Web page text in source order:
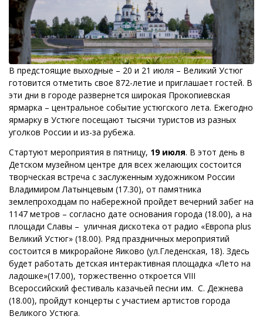
В предстоящие выходные – 20 и 21 июля – Великий Устюг
готовится отметить свое 872-летие и приглашает гостей. В
эти дни в городе развернется широкая Прокопиевская
ярмарка – центральное событие устюгского лета. Ежегодно
ярмарку в Устюге посещают тысячи туристов из разных
уголков России и из-за рубежа.
Стартуют мероприятия в пятницу, 19 июля. В этот день в
Детском музейном центре для всех желающих состоится
творческая встреча с заслуженным художником России
Владимиром Латынцевым (17.30), от памятника
землепроходцам по набережной пройдет вечерний забег на
1147 метров – согласно дате основания города (18.00), а на
площади Славы – уличная дискотека от радио «Европа plus
Великий Устюг» (18.00). Ряд праздничных мероприятий
состоится в микрорайоне Яиково (ул.Гледенская, 18). Здесь
будет работать детская интерактивная площадка «Лето на
ладошке»(17.00), торжественно откроется VIII
Всероссийский фестиваль казачьей песни им. С. Дежнева
(18.00), пройдут концерты с участием артистов города
Великого Устюга.